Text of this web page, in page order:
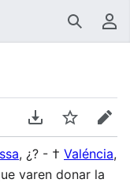
Buscar
Descarregar en
Vigilar
, ¿? - † Valéncia,
varen donar la